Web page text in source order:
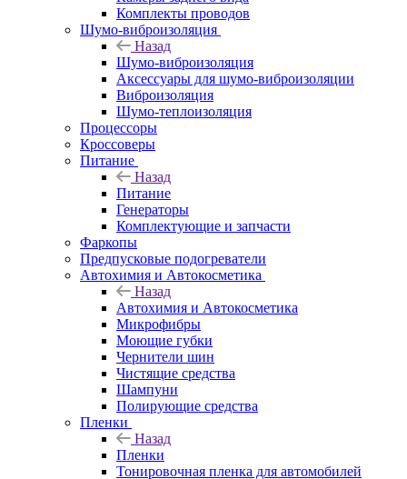
Комплекты проводов
Шумо-виброизоляция
Назад
Шумо-виброизоляция
Аксессуары для шумо-виброизоляции
Виброизоляция
Шумо-теплоизоляция
Процессоры
Кроссоверы
Питание
Назад
Питание
Генераторы
Комплектующие и запчасти
Фаркопы
Предпусковые подогреватели
Автохимия и Автокосметика
Назад
Автохимия и Автокосметика
Микрофибры
Моющие губки
Чернители шин
Чистящие средства
Шампуни
Полирующие средства
Пленки
Назад
Пленки
Тонировочная пленка для автомобилей